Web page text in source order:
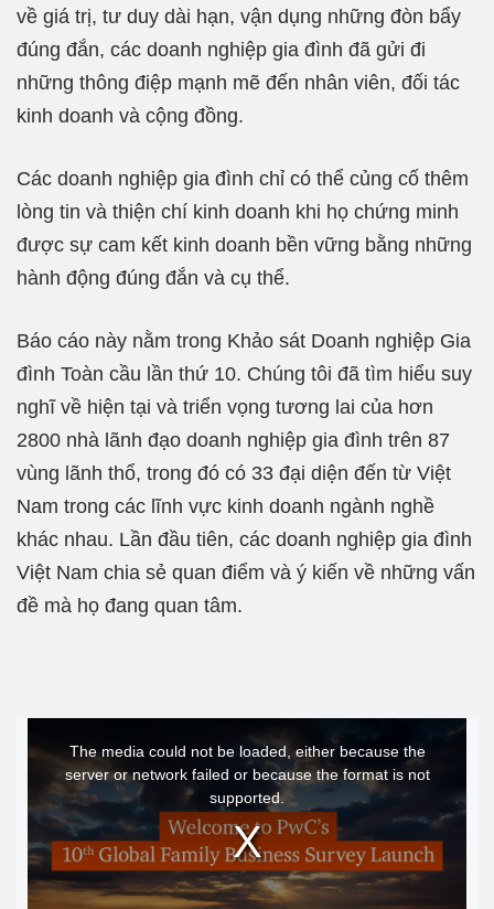
về giá trị, tư duy dài hạn, vận dụng những đòn bẩy
đúng đắn, các doanh nghiệp gia đình đã gửi đi
những thông điệp mạnh mẽ đến nhân viên, đối tác
kinh doanh và cộng đồng.
Các doanh nghiệp gia đình chỉ có thể củng cố thêm
lòng tin và thiện chí kinh doanh khi họ chứng minh
được sự cam kết kinh doanh bền vững bằng những
hành động đúng đắn và cụ thể.
Báo cáo này nằm trong Khảo sát Doanh nghiệp Gia
đình Toàn cầu lần thứ 10. Chúng tôi đã tìm hiểu suy
nghĩ về hiện tại và triển vọng tương lai của hơn
2800 nhà lãnh đạo doanh nghiệp gia đình trên 87
vùng lãnh thổ, trong đó có 33 đại diện đến từ Việt
Nam trong các lĩnh vực kinh doanh ngành nghề
khác nhau. Lần đầu tiên, các doanh nghiệp gia đình
Việt Nam chia sẻ quan điểm và ý kiến ​​về những vấn
đề mà họ đang quan tâm.
is
modal
window.
The media could not be loaded, either because the
server or network failed or because the format is not
supported.